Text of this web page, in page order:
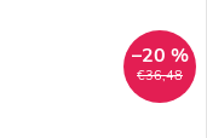
€36,48
–20 %